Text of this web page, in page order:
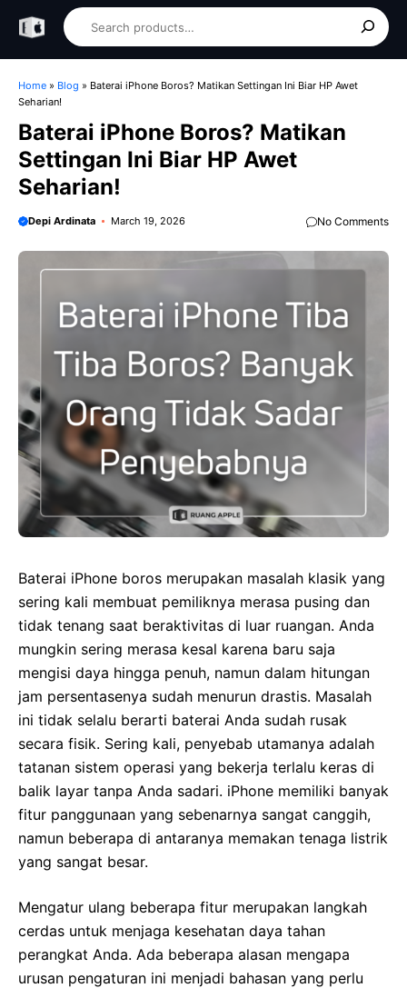
content
Home » Blog » Baterai iPhone Boros? Matikan Settingan Ini Biar HP Awet
Seharian!
Baterai iPhone Boros? Matikan
Settingan Ini Biar HP Awet
Seharian!
Depi Ardinata March 19, 2026 No Comments
Baterai iPhone boros merupakan masalah klasik yang
sering kali membuat pemiliknya merasa pusing dan
tidak tenang saat beraktivitas di luar ruangan. Anda
mungkin sering merasa kesal karena baru saja
mengisi daya hingga penuh, namun dalam hitungan
jam persentasenya sudah menurun drastis. Masalah
ini tidak selalu berarti baterai Anda sudah rusak
secara fisik. Sering kali, penyebab utamanya adalah
tatanan sistem operasi yang bekerja terlalu keras di
balik layar tanpa Anda sadari. iPhone memiliki banyak
fitur panggunaan yang sebenarnya sangat canggih,
namun beberapa di antaranya memakan tenaga listrik
yang sangat besar.
Mengatur ulang beberapa fitur merupakan langkah
cerdas untuk menjaga kesehatan daya tahan
perangkat Anda. Ada beberapa alasan mengapa
urusan pengaturan ini menjadi bahasan yang perlu